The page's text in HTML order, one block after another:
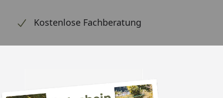
Kostenlose Fachberatung